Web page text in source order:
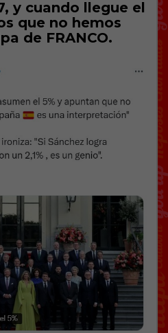
y cuando llegue el
que no hemos
de FRANCO.